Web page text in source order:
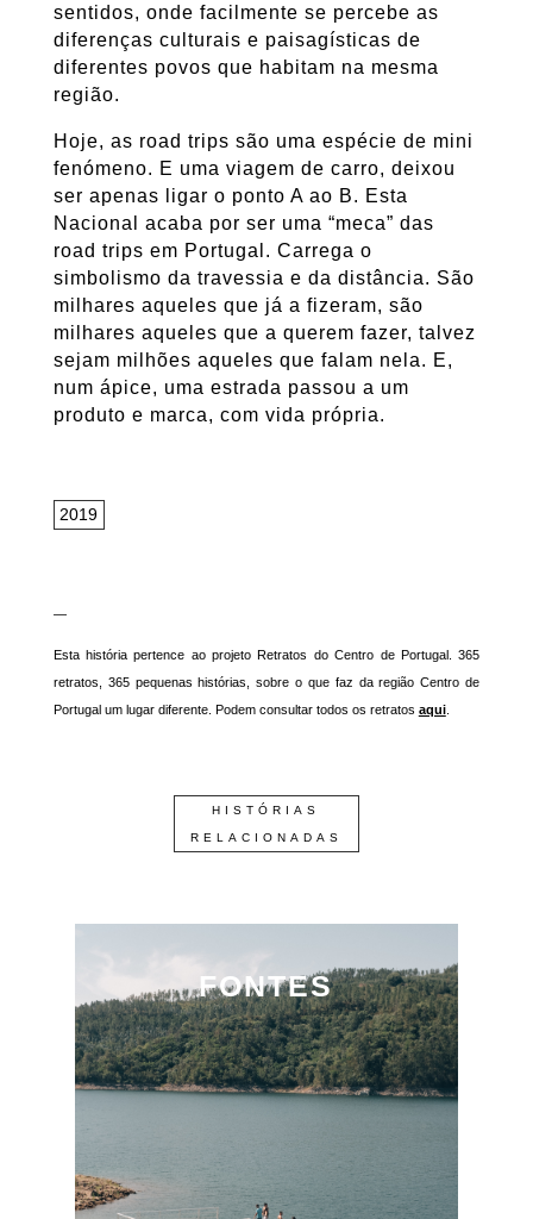
sentidos, onde facilmente se percebe as
diferenças culturais e paisagísticas de
diferentes povos que habitam na mesma
região.
Hoje, as road trips são uma espécie de mini
fenómeno. E uma viagem de carro, deixou
ser apenas ligar o ponto A ao B. Esta
Nacional acaba por ser uma “meca” das
road trips em Portugal. Carrega o
simbolismo da travessia e da distância. São
milhares aqueles que já a fizeram, são
milhares aqueles que a querem fazer, talvez
sejam milhões aqueles que falam nela. E,
num ápice, uma estrada passou a um
produto e marca, com vida própria.
2019
—
Esta história pertence ao projeto Retratos do Centro de Portugal. 365
retratos, 365 pequenas histórias, sobre o que faz da região Centro de
Portugal um lugar diferente. Podem consultar todos os retratos aqui.
HISTÓRIAS
RELACIONADAS
FONTES